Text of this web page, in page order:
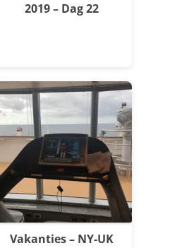
2019 – Dag 22
Vakanties – NY-UK